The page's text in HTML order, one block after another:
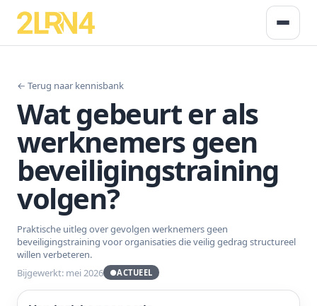
← Terug naar kennisbank
Wat gebeurt er als
werknemers geen
beveiligingstraining
volgen?
Praktische uitleg over gevolgen werknemers geen
beveiligingstraining voor organisaties die veilig gedrag structureel
willen verbeteren.
Bijgewerkt: mei 2026
●ACTUEEL